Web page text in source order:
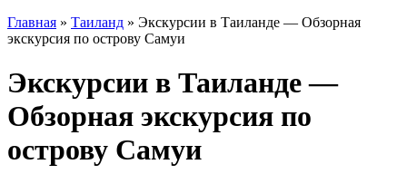
Главная » Таиланд » Экскурсии в Таиланде — Обзорная
экскурсия по острову Самуи
Экскурсии в Таиланде —
Обзорная экскурсия по
острову Самуи